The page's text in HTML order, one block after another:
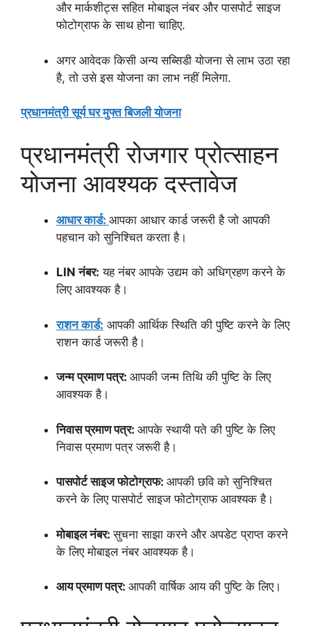
और मार्कशीट्स सहित मोबाइल नंबर और पासपोर्ट साइज
फोटोग्राफ के साथ होना चाहिए.
अगर आवेदक किसी अन्य सब्सिडी योजना से लाभ उठा रहा
है, तो उसे इस योजना का लाभ नहीं मिलेगा.
प्रधानमंत्री सूर्य घर मुफ्त बिजली योजना
प्रधानमंत्री रोजगार प्रोत्साहन
योजना आवश्यक दस्तावेज
आधार कार्ड: आपका आधार कार्ड जरूरी है जो आपकी
पहचान को सुनिश्चित करता है।
LIN नंबर: यह नंबर आपके उद्यम को अधिग्रहण करने के
लिए आवश्यक है।
राशन कार्ड: आपकी आर्थिक स्थिति की पुष्टि करने के लिए
राशन कार्ड जरूरी है।
जन्म प्रमाण पत्र: आपकी जन्म तिथि की पुष्टि के लिए
आवश्यक है।
निवास प्रमाण पत्र: आपके स्थायी पते की पुष्टि के लिए
निवास प्रमाण पत्र जरूरी है।
पासपोर्ट साइज फोटोग्राफ: आपकी छवि को सुनिश्चित
करने के लिए पासपोर्ट साइज फोटोग्राफ आवश्यक है।
मोबाइल नंबर:सुचना साझा करने और अपडेट प्राप्त करने
के लिए मोबाइल नंबर आवश्यक है।
आय प्रमाण पत्र: आपकी वार्षिक आय की पुष्टि के लिए।